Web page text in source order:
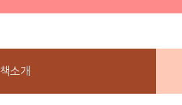
책소개